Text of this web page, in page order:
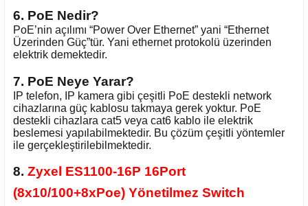
6. PoE Nedir?
PoE’nin açılımı “Power Over Ethernet” yani “Ethernet
Üzerinden Güç”tür. Yani ethernet protokolü üzerinden
elektrik demektedir.
7. PoE Neye Yarar?
IP telefon, IP kamera gibi çeşitli PoE destekli network
cihazlarına güç kablosu takmaya gerek yoktur. PoE
destekli cihazlara cat5 veya cat6 kablo ile elektrik
beslemesi yapılabilmektedir. Bu çözüm çeşitli yöntemler
ile gerçekleştirilebilmektedir.
8. Zyxel ES1100-16P 16Port
(8x10/100+8xPoe) Yönetilmez Switch